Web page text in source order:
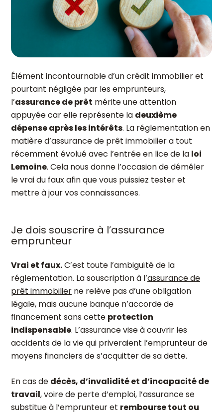
Élément incontournable d’un crédit immobilier et
pourtant négligée par les emprunteurs,
l’assurance de prêt mérite une attention
appuyée car elle représente la deuxième
dépense après les intérêts. La réglementation en
matière d’assurance de prêt immobilier a tout
récemment évolué avec l’entrée en lice de la loi
Lemoine. Cela nous donne l’occasion de démêler
le vrai du faux afin que vous puissiez tester et
mettre à jour vos connaissances.
Je dois souscrire à l’assurance
emprunteur
Vrai et faux.C’est toute l’ambiguïté de la
réglementation. La souscription à l’assurance de
prêt immobilier ne relève pas d’une obligation
légale, mais aucune banque n’accorde de
financement sans cette protection
indispensable. L’assurance vise à couvrir les
accidents de la vie qui priveraient l’emprunteur de
moyens financiers de s’acquitter de sa dette.
En cas de décès, d’invalidité et d’incapacité de
travail, voire de perte d’emploi, l’assurance se
substitue à l’emprunteur et rembourse tout ou